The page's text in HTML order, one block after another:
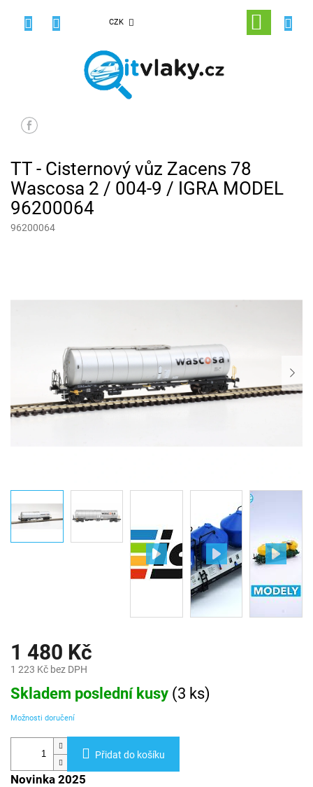
CZK
NÁKUPNÍ
KOŠÍK
TT - Cisternový vůz Zacens 78
Wascosa 2 / 004-9 / IGRA MODEL
96200064
96200064
1 480 Kč
1 223 Kč bez DPH
Měrná
cena:
Skladem poslední kusy (3 ks)
Možnosti doručení
Přidat do košíku
Novinka 2025